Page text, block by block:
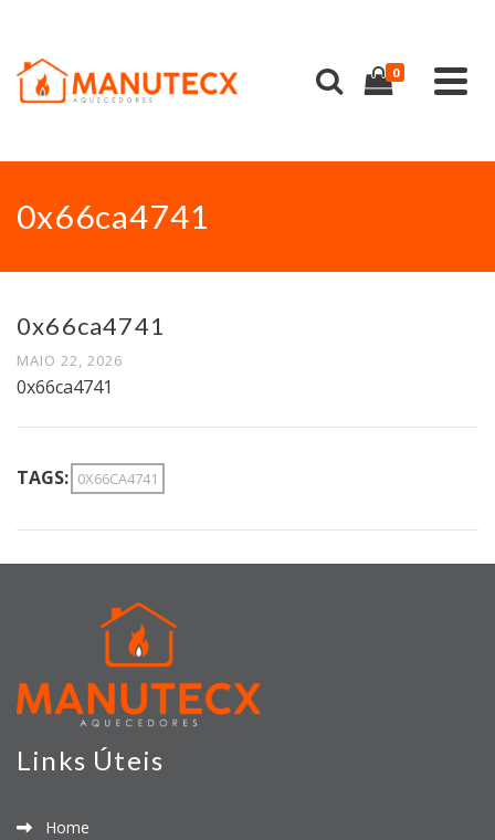
0
0x66ca4741
0x66ca4741
MAIO 22, 2026
0x66ca4741
TAGS: 0X66CA4741
Links Úteis
Home